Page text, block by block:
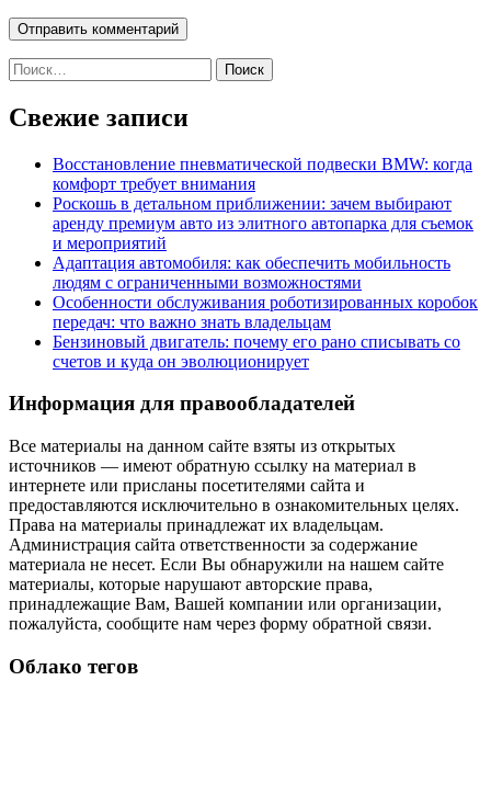
Найти:
Свежие записи
Восстановление пневматической подвески BMW: когда
комфорт требует внимания
Роскошь в детальном приближении: зачем выбирают
аренду премиум авто из элитного автопарка для съемок
и мероприятий
Адаптация автомобиля: как обеспечить мобильность
людям с ограниченными возможностями
Особенности обслуживания роботизированных коробок
передач: что важно знать владельцам
Бензиновый двигатель: почему его рано списывать со
счетов и куда он эволюционирует
Информация для правообладателей
Все материалы на данном сайте взяты из открытых
источников — имеют обратную ссылку на материал в
интернете или присланы посетителями сайта и
предоставляются исключительно в ознакомительных целях.
Права на материалы принадлежат их владельцам.
Администрация сайта ответственности за содержание
материала не несет. Если Вы обнаружили на нашем сайте
материалы, которые нарушают авторские права,
принадлежащие Вам, Вашей компании или организации,
пожалуйста, сообщите нам через форму обратной связи.
Облако тегов